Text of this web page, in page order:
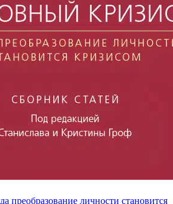
преобразование личности становится